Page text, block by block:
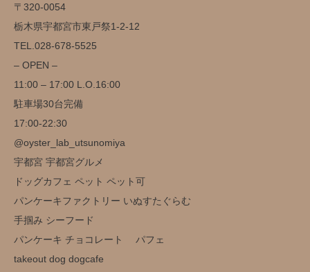
〒320-0054
栃木県宇都宮市東戸祭1-2-12
TEL.028-678-5525
– OPEN –
11:00 – 17:00 L.O.16:00
駐車場30台完備️
17:00-22:30
@oyster_lab_utsunomiya
宇都宮 宇都宮グルメ
ドッグカフェ ペット ペット可
パンケーキファクトリー いぬすたぐらむ
手掴み シーフード
パンケーキ チョコレート パフェ
takeout dog dogcafe